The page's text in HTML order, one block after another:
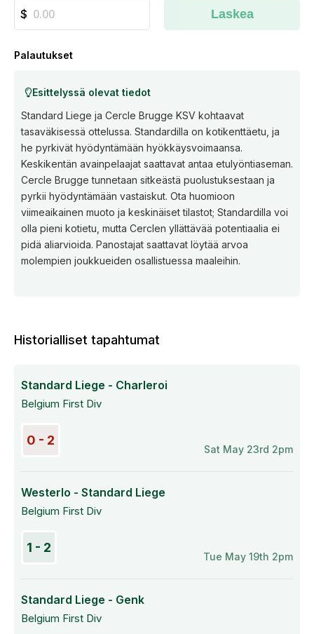
Laskea
Palautukset
Esittelyssä olevat tiedot
Standard Liege ja Cercle Brugge KSV kohtaavat
tasaväkisessä ottelussa. Standardilla on kotikenttäetu, ja
he pyrkivät hyödyntämään hyökkäysvoimaansa.
Keskikentän avainpelaajat saattavat antaa etulyöntiaseman.
Cercle Brugge tunnetaan sitkeästä puolustuksestaan ja
pyrkii hyödyntämään vastaiskut. Ota huomioon
viimeaikainen muoto ja keskinäiset tilastot; Standardilla voi
olla pieni kotietu, mutta Cerclen yllättävää potentiaalia ei
pidä aliarvioida. Panostajat saattavat löytää arvoa
molempien joukkueiden osallistuessa maaleihin.
Historialliset tapahtumat
Standard Liege - Charleroi
Belgium First Div
0 - 2
Sat May 23rd 2pm
Westerlo - Standard Liege
Belgium First Div
1 - 2
Tue May 19th 2pm
Standard Liege - Genk
Belgium First Div